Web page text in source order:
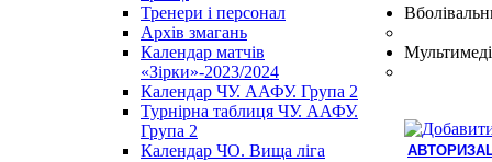
Тренери і персонал
Архів змагань
Календар матчів
«Зірки»-2023/2024
Календар ЧУ. ААФУ. Група 2
Турнірна таблиця ЧУ. ААФУ.
Група 2
Календар ЧО. Вища ліга